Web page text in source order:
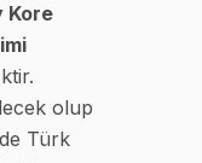
Kore
olup
Türk